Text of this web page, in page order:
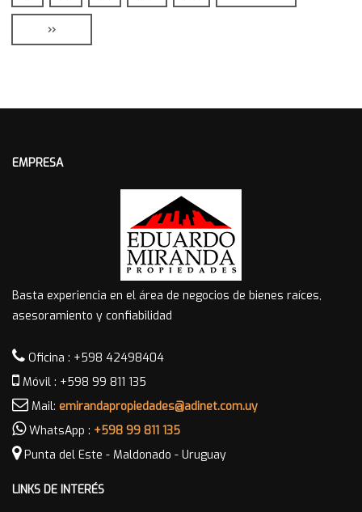
››
EMPRESA
Basta experiencia en el área de negocios de bienes raíces,
asesoramiento y confiabilidad
Oficina : +598 42498404
Móvil : +598 99 811 135
Mail: emirandapropiedades@adinet.com.uy
WhatsApp : +598 99 811 135
Punta del Este - Maldonado - Uruguay
LINKS DE INTERÉS